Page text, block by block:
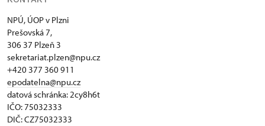
NPÚ, ÚOP v Plzni
Prešovská 7,
306 37 Plzeň 3
sekretariat.plzen@npu.cz
+420 377 360 911
epodatelna@npu.cz
datová schránka: 2cy8h6t​
IČO: 75032333
DIČ: CZ75032333